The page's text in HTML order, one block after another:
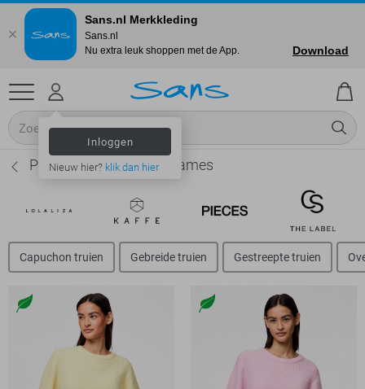
Inloggen
Nieuw hier? klik dan hier
Pieces Wollen truien - Dames
Capuchon truien Gebreide truien Gestreepte truien
Sans.nl Merkkleding
Sans.nl
Nu extra leuk shoppen met de App.
Download